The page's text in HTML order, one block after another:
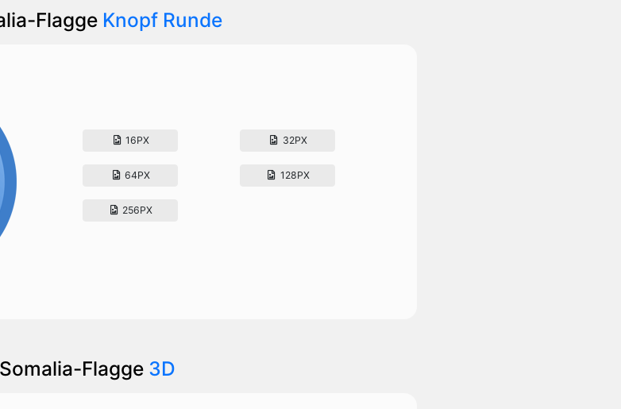
Flagge Knopf Runde
16PX 32PX
64PX 128PX
256PX
Somalia-Flagge 3D